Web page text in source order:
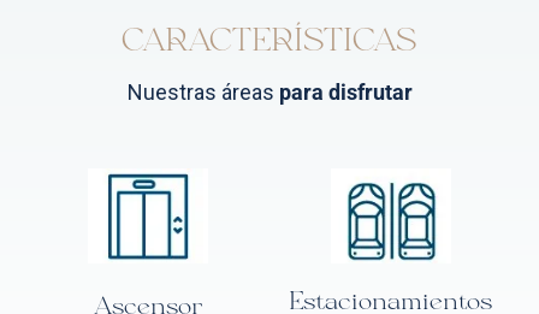
CARACTERÍSTICAS
Nuestras áreas para disfrutar
Ascensor Estacionamientos